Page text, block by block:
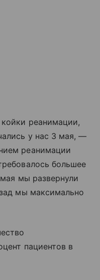
реанимации,
у нас 3 мая, —
реанимации
большее
мы развернули
мы максимально
пациентов в